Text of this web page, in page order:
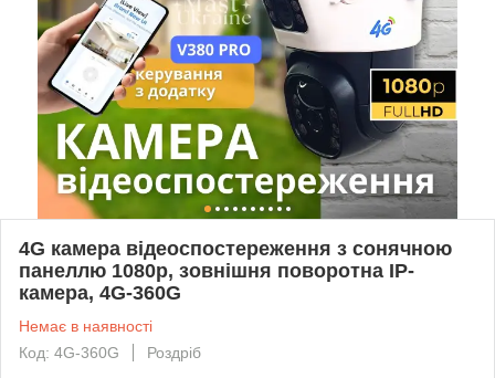
4G камера відеоспостереження з сонячною
панеллю 1080p, зовнішня поворотна IP-
камера, 4G-360G
Немає в наявності
Код: 4G-360G
Роздріб